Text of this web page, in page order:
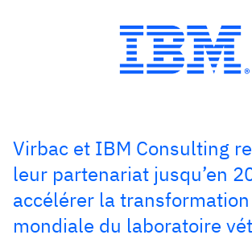
Virbac et IBM Consulting
leur partenariat jusqu’en
accélérer la
mondiale du laboratoire